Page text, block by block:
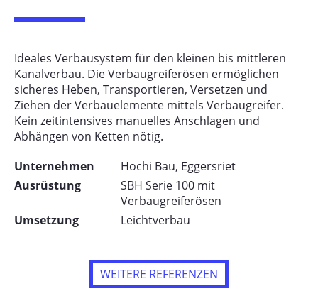
Ideales Verbausystem für den kleinen bis mittleren
Kanalverbau. Die Verbaugreiferösen ermöglichen
sicheres Heben, Transportieren, Versetzen und
Ziehen der Verbauelemente mittels Verbaugreifer.
Kein zeitintensives manuelles Anschlagen und
Abhängen von Ketten nötig.
Unternehmen
Hochi Bau, Eggersriet
Ausrüstung
SBH Serie 100 mit
Verbaugreiferösen
Umsetzung
Leichtverbau
WEITERE REFERENZEN